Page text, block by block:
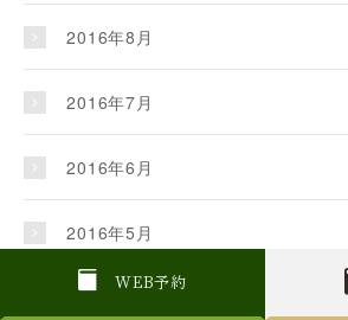
W EB予約
2016年8月
2016年7月
2016年6月
2016年5月
2016年4月